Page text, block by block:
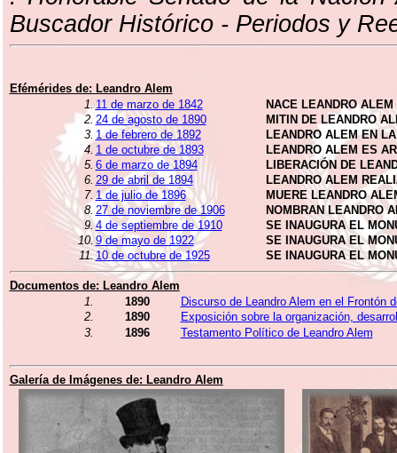
Buscador Histórico - Periodos y
Efémérides de: Leandro Alem
1. 11 de marzo de 1842
NACE LEANDRO ALEM
2. 24 de agosto de 1890
MITIN DE LEANDRO
3. 1 de febrero de 1892
LEANDRO ALEM EN
4. 1 de octubre de 1893
LEANDRO ALEM ES
5. 6 de marzo de 1894
LIBERACIÓN DE
6. 29 de abril de 1894
LEANDRO ALEM
7. 1 de julio de 1896
MUERE LEANDRO
8. 27 de noviembre de 1906
NOMBRAN LEANDRO
9.4 de septiembre de 1910
SE INAUGURA EL
10. 9 de mayo de 1922
SE INAUGURA EL
11.10 de octubre de 1925 SE INAUGURA EL
Documentos de: Leandro Alem
1.
1890
Discurso de Leandro Alem en el Frontón
2.
1890
Exposición sobre la organización,
3.
1896 Testamento Político de Leandro Alem
Galería de Imágenes de: Leandro Alem